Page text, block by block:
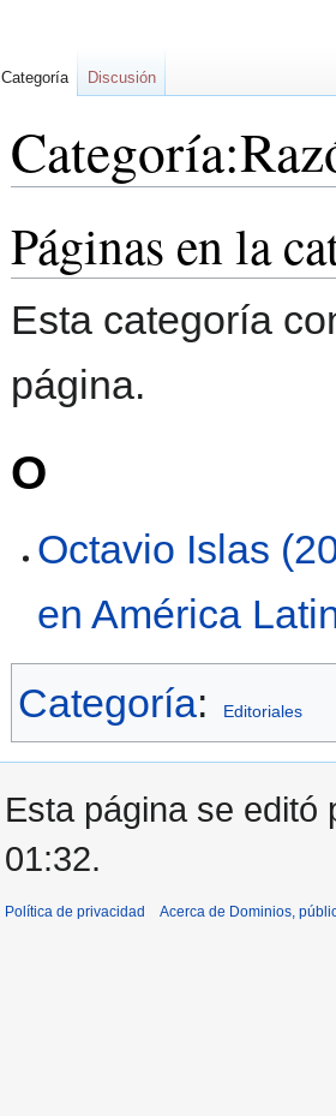
la
navegación
la
búsqueda
Páginas en la
Esta categoría
página.
O
Octavio Islas
en América
Categoría: Editoriales
Categoría Discusión
Esta página se editó
01:32.
Política de privacidad Acerca de Dominios,